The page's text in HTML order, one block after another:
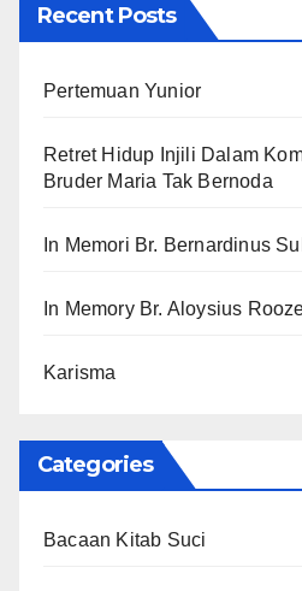
Recent Posts
Pertemuan Yunior
Retret Hidup Injili Dalam
Bruder Maria Tak Bernoda
In Memori Br. Bernardinus
In Memory Br. Aloysius
Karisma
Categories
Bacaan Kitab Suci